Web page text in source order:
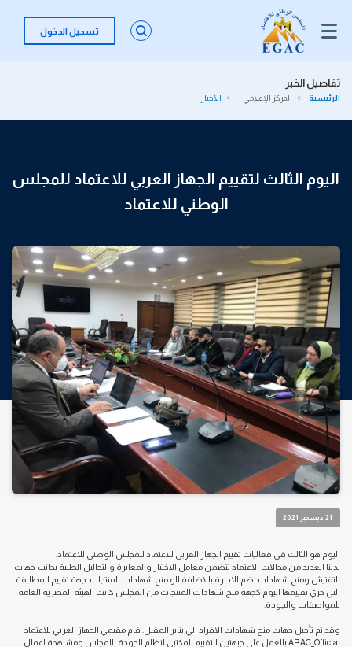
تسجيل الدخول
تفاصيل الخبر
الرئيسية المركز الإعلامي الأخبار
اليوم الثالث لتقييم الجهاز العربي للاعتماد للمجلس
الوطني للاعتماد
21 ديسمبر 2021
اليوم هو الثالث في فعاليات تقييم الجهاز العربي للاعتماد للمجلس الوطني للاعتماد.
لدينا العديد من مجالات الاعتماد تتضمن معامل الاختبار والمعايرة والتحاليل الطبية بجانب جهات
التفتيش ومنح شهادات نظم الادارة بالاضافة الو منح شهادات المنتجات. جهة تقييم المطابقة
التي جري تقييمها اليوم كجهة منح شهادات المنتجات من المجلس كانت الهيئة المصرية العامة
للمواصفات والجودة.
وقد تم تأجيل جهات منح شهادات الافراد الي يناير المقبل. قام مقيمي الجهاز العربي للاعتماد
ARAC_Official بالعمل علي جبهتين التقييم المكتبي لنظام الجودة بالمجلس ومشاهدة اعمال